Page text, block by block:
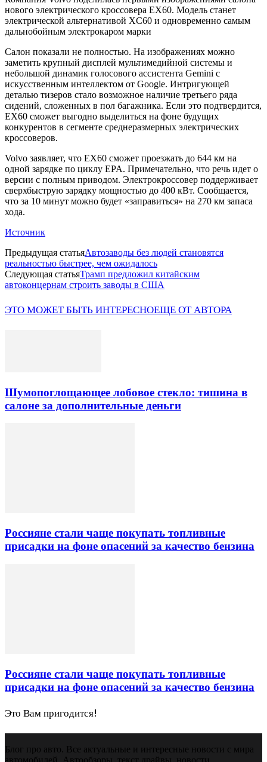
нового электрического кроссовера EX60. Модель станет
электрической альтернативой XC60 и одновременно самым
дальнобойным электрокаром марки
Салон показали не полностью. На изображениях можно
заметить крупный дисплей мультимедийной системы и
небольшой динамик голосового ассистента Gemini с
искусственным интеллектом от Google. Интригующей
деталью тизеров стало возможное наличие третьего ряда
сидений, сложенных в пол багажника. Если это подтвердится,
EX60 сможет выгодно выделиться на фоне будущих
конкурентов в сегменте среднеразмерных электрических
кроссоверов.
Volvo заявляет, что EX60 сможет проезжать до 644 км на
одной зарядке по циклу EPA. Примечательно, что речь идет о
версии с полным приводом. Электрокроссовер поддерживает
сверхбыструю зарядку мощностью до 400 кВт. Сообщается,
что за 10 минут можно будет «заправиться» на 270 км запаса
хода.
Источник
Предыдущая статьяАвтозаводы без людей становятся
реальностью быстрее, чем ожидалось
Следующая статьяТрамп предложил китайским
автоконцернам строить заводы в США
ЭТО МОЖЕТ БЫТЬ ИНТЕРЕСНОЕЩЕ ОТ АВТОРА
Шумопоглощающее лобовое стекло: тишина в
салоне за дополнительные деньги
Россияне стали чаще покупать топливные
присадки на фоне опасений за качество бензина
Россияне стали чаще покупать топливные
присадки на фоне опасений за качество бензина
Это Вам пригодится!
Блог про авто. Все актуальные и интересные новости с мира
автомобилей. Автообзоры, текст драйвы, новости